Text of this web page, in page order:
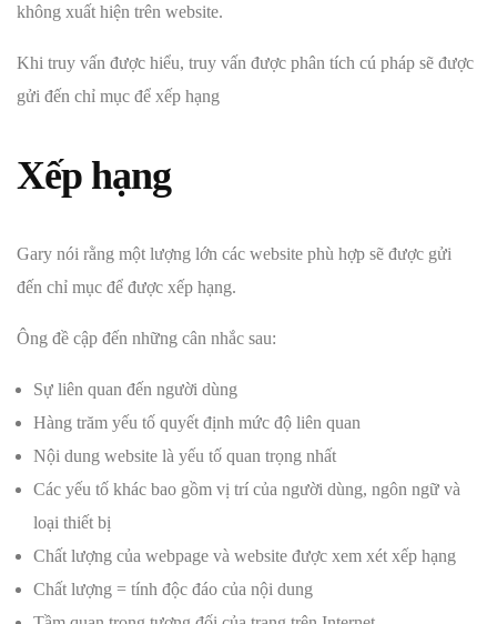
không xuất hiện trên website.
Khi truy vấn được hiểu, truy vấn được phân tích cú pháp sẽ được
gửi đến chỉ mục để xếp hạng
Xếp hạng
Gary nói rằng một lượng lớn các website phù hợp sẽ được gửi
đến chỉ mục để được xếp hạng.
Ông đề cập đến những cân nhắc sau:
Sự liên quan đến người dùng
Hàng trăm yếu tố quyết định mức độ liên quan
Nội dung website là yếu tố quan trọng nhất
Các yếu tố khác bao gồm vị trí của người dùng, ngôn ngữ và
loại thiết bị
Chất lượng của webpage và website được xem xét xếp hạng
Chất lượng = tính độc đáo của nội dung